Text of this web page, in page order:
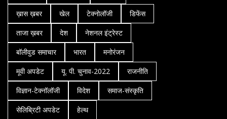
ख़ास ख़बर
खेल टेक्नोलॉजी
डिफेंस
ताजा ख़बर
देश
नेशनल इंट्रेस्ट
बॉलीवुड समाचार
भारत
मनोरंजन
मूवी अपडेट
यू. पी. चुनाव-2022
राजनीति
विज्ञान-टेक्नॉलॉजी
विदेश
समाज-संस्कृति
सेलिब्रिटी अपडेट
हेल्थ